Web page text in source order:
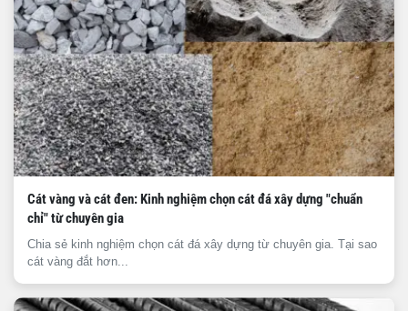
Cát vàng và cát đen: Kinh nghiệm chọn cát đá xây dựng "chuẩn
chỉ" từ chuyên gia
Chia sẻ kinh nghiệm chọn cát đá xây dựng từ chuyên gia. Tại sao
cát vàng đắt hơn...